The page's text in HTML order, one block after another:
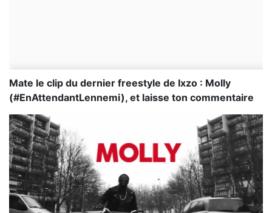
Mate le clip du dernier freestyle de Ixzo : Molly
(#EnAttendantLennemi), et laisse ton commentaire